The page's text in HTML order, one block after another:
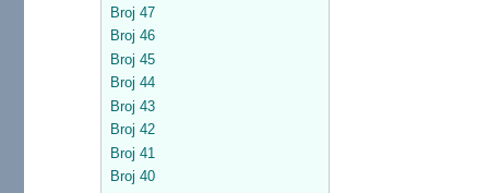
Broj 47
Broj 46
Broj 45
Broj 44
Broj 43
Broj 42
Broj 41
Broj 40